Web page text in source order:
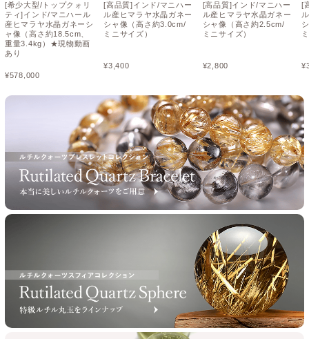
[希少大型/トップクォリ
ティ]インド/マニハール
産ヒマラヤ水晶ガネーシ
ャ像（高さ約18.5cm、
重量3.4kg）★現物動画
あり
¥578,000
[高品質]インド/マニハー
ル産ヒマラヤ水晶ガネー
シャ像（高さ約3.0cm/
ミニサイズ）
¥3,400
[高品質]インド/マニハー
ル産ヒマラヤ水晶ガネー
シャ像（高さ約2.5cm/
ミニサイズ）
¥2,800
[
¥